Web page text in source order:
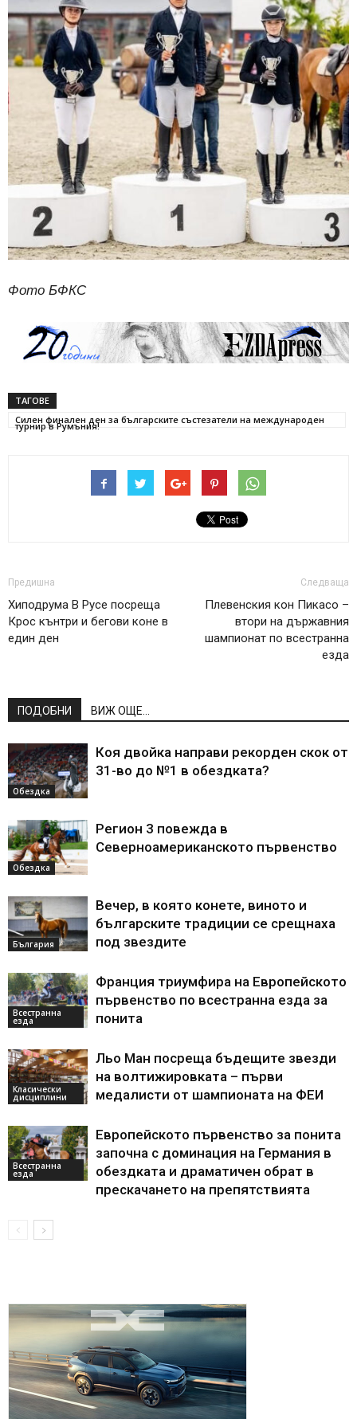
Фото БФКС
ТАГОВЕ
Силен финален ден за българските състезатели на международен
турнир в Румъния!
Предишна
Хиподрума В Русе посреща
Крос кънтри и бегови коне в
един ден
Следваща
Плевенския кон Пикасо –
втори на държавния
шампионат по всестранна
езда
ПОДОБНИ ВИЖ ОЩЕ...
Обездка
Коя двойка направи рекорден скок от
31-во до №1 в обездката?
Обездка
Регион 3 повежда в
Северноамериканското първенство
България
Вечер, в която конете, виното и
българските традиции се срещнаха
под звездите
Всестранна
езда
Франция триумфира на Европейското
първенство по всестранна езда за
понита
Класически
дисциплини
Льо Ман посреща бъдещите звезди
на волтижировката – първи
медалисти от шампионата на ФЕИ
Всестранна
езда
Европейското първенство за понита
започна с доминация на Германия в
обездката и драматичен обрат в
прескачането на препятствията